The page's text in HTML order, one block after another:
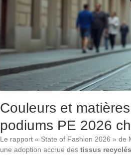
Couleurs et
podiums PE 2026
Le rapport « State of Fashion 2026 » de
une adoption accrue des tissus